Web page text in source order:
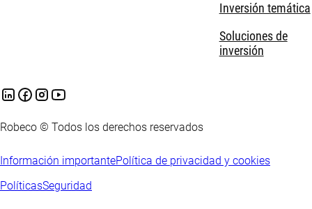
Inversión temática
Soluciones de
inversión
Robeco © Todos los derechos reservados
Información importantePolítica de privacidad y cookies
PolíticasSeguridad